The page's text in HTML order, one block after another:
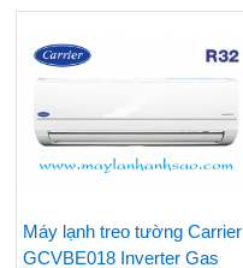
Máy lạnh treo tường Carrier
GCVBE018 Inverter Gas